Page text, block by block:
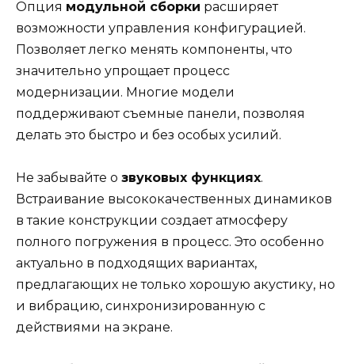
Опция модульной сборки расширяет
возможности управления конфигурацией.
Позволяет легко менять компоненты, что
значительно упрощает процесс
модернизации. Многие модели
поддерживают съемные панели, позволяя
делать это быстро и без особых усилий.
Не забывайте о звуковых функциях.
Встраивание высококачественных динамиков
в такие конструкции создает атмосферу
полного погружения в процесс. Это особенно
актуально в подходящих вариантах,
предлагающих не только хорошую акустику, но
и вибрацию, синхронизированную с
действиями на экране.